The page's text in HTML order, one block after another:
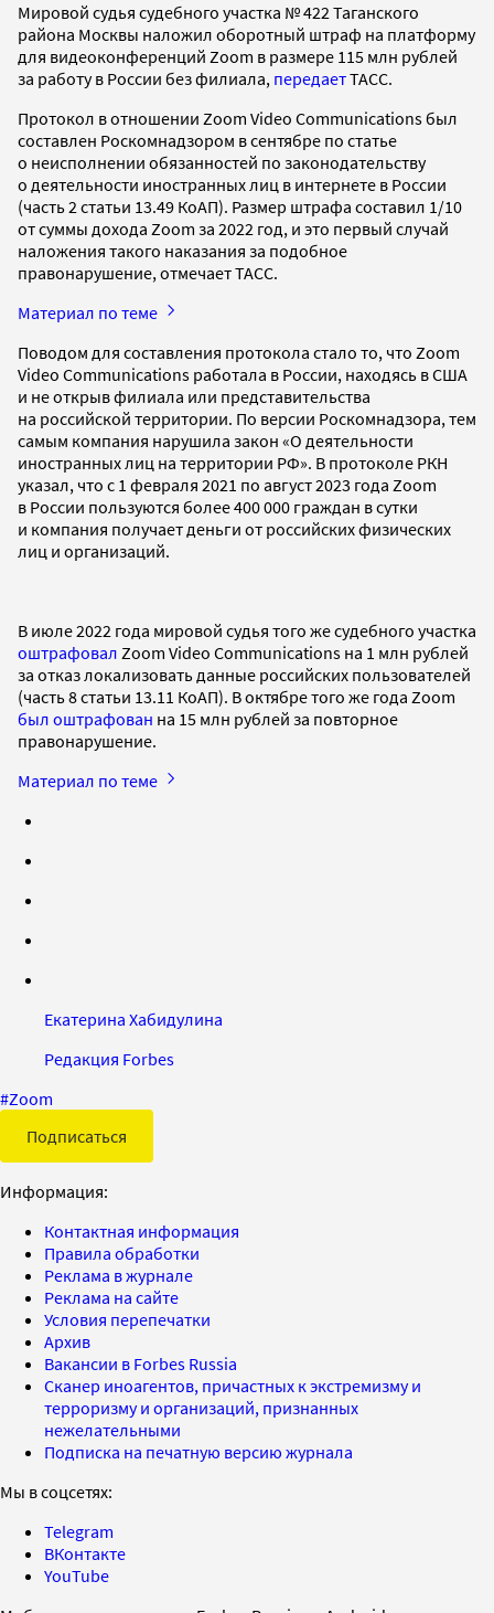
Мировой судья судебного участка № 422 Таганского
района Москвы наложил оборотный штраф на платформу
для видеоконференций Zoom в размере 115 млн рублей
за работу в России без филиала, передаетТАСС.
Протокол в отношении Zoom Video Communications был
составлен Роскомнадзором в сентябре по статье
о неисполнении обязанностей по законодательству
о деятельности иностранных лиц в интернете в России
(часть 2 статьи 13.49 КоАП). Размер штрафа составил 1/10
от суммы дохода Zoom за 2022 год, и это первый случай
наложения такого наказания за подобное
правонарушение, отмечает ТАСС.
Материал по теме
Поводом для составления протокола стало то, что Zoom
Video Communications работала в России, находясь в США
и не открыв филиала или представительства
на российской территории. По версии Роскомнадзора, тем
самым компания нарушила закон «О деятельности
иностранных лиц на территории РФ». В протоколе РКН
указал, что с 1 февраля 2021 по август 2023 года Zoom
в России пользуются более 400 000 граждан в сутки
и компания получает деньги от российских физических
лиц и организаций.
В июле 2022 года мировой судья того же судебного участка
оштрафовал Zoom Video Communications на 1 млн рублей
за отказ локализовать данные российских пользователей
(часть 8 статьи 13.11 КоАП). В октябре того же года Zoom
был оштрафован на 15 млн рублей за повторное
правонарушение.
Материал по теме
Екатерина Хабидулина
Редакция Forbes
#Zoom
Подписаться
Информация:
Контактная информация
Правила обработки
Реклама в журнале
Реклама на сайте
Условия перепечатки
Архив
Вакансии в Forbes Russia
Сканер иноагентов, причастных к экстремизму и
терроризму и организаций, признанных
нежелательными
Подписка на печатную версию журнала
Мы в соцсетях:
Telegram
ВКонтакте
YouTube